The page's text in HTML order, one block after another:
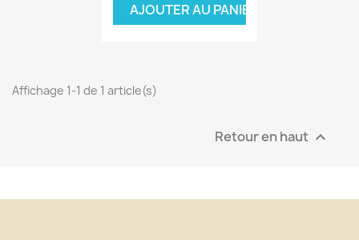
AJOUTER AU PANIER
Affichage 1-1 de 1 article(s)
Retour en haut 